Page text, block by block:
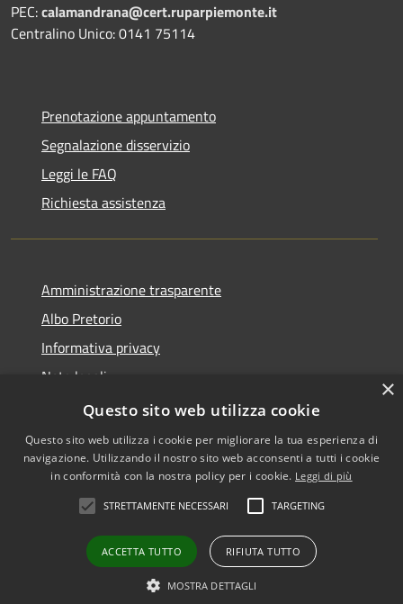
PEC:calamandrana@cert.ruparpiemonte.it
Centralino Unico: 0141 75114
Prenotazione appuntamento
Segnalazione disservizio
Leggi le FAQ
Richiesta assistenza
Amministrazione trasparente
Albo Pretorio
Informativa privacy
Note legali
Dichiarazione di accessibilità
Accessibilità
•Accesso redazione
×
Questo sito web utilizza cookie
Questo sito web utilizza i cookie per migliorare la tua esperienza di
navigazione. Utilizzando il nostro sito web acconsenti a tutti i cookie
in conformità con la nostra policy per i cookie. Leggi di più
STRETTAMENTE NECESSARI TARGETING
ACCETTA TUTTO RIFIUTA TUTTO
MOSTRA DETTAGLI